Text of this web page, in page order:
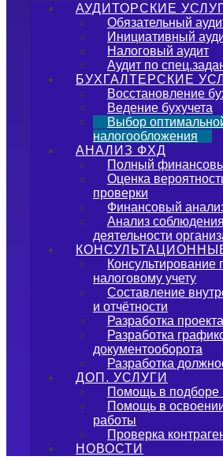
АУДИТОРСКИЕ
Обязательный
Инициативный
Налоговый аудит
Аудит по
БУХГАЛТЕРСКИЕ
Восстановление
Ведение бухучета
Выбор
налогообложения
АНАЛИЗ ФХД
Полный
Оценка
проверки
Финансовый
Анализ
деятельности
Консультирование
налоговому учету
Составление
и отчётности
Разработка
Разработка
документооборота
Разработка
ДОП. УСЛУГИ
Помощь в подборе
Помощь в
работы
Проверка
НОВОСТИ